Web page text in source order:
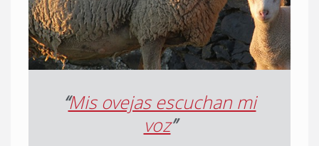
“Mis ovejas escuchan mi
voz”